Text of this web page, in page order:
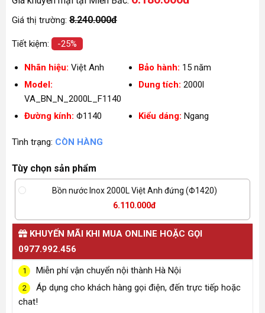
Được sản xuất tuân thủ các tiêu chuẩn đã được thiết
lập
Giá thị trường: 8.240.000đ
Tiết kiệm: -25%
Nhãn hiệu: Việt Anh Bảo hành: 15 năm
Model:
VA_BN_N_2000L_F1140
Dung tích:2000l
Đường kính: Φ1140 Kiểu dáng:Ngang
Tình trạng: CÒN HÀNG
Tùy chọn sản phẩm
Bồn nước Inox 2000L Việt Anh đứng (Φ1420)
6.110.000đ
KHUYẾN MÃI KHI MUA ONLINE HOẶC GỌI
0977.992.456
1 Miễn phí vận chuyển nội thành Hà Nội
2
Áp dụng cho khách hàng gọi điện, đến trực tiếp hoặc
chat!